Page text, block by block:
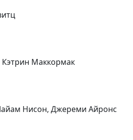
Маккормак
Нисон, Джереми Айронс